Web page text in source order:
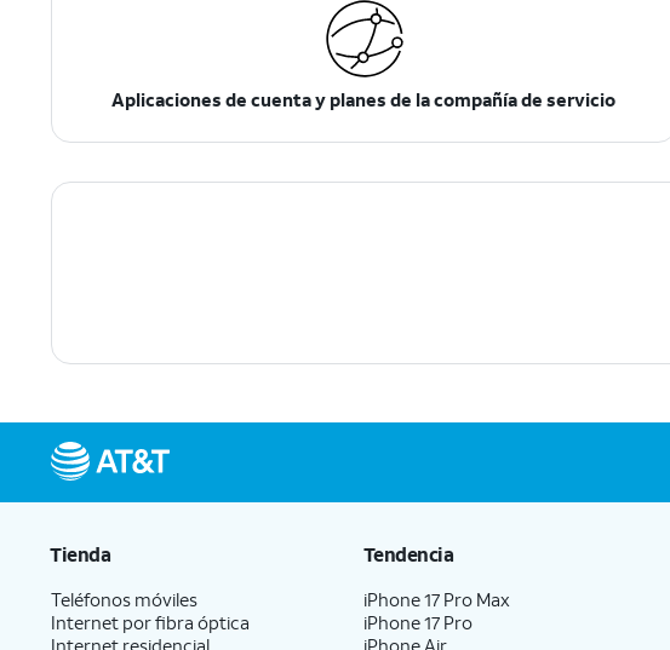
Aplicaciones de cuenta y planes de la compañía de servicio
Tienda
Teléfonos móviles
Internet por fibra óptica
Internet residencial
Tendencia
iPhone 17 Pro Max
iPhone 17 Pro
iPhone Air